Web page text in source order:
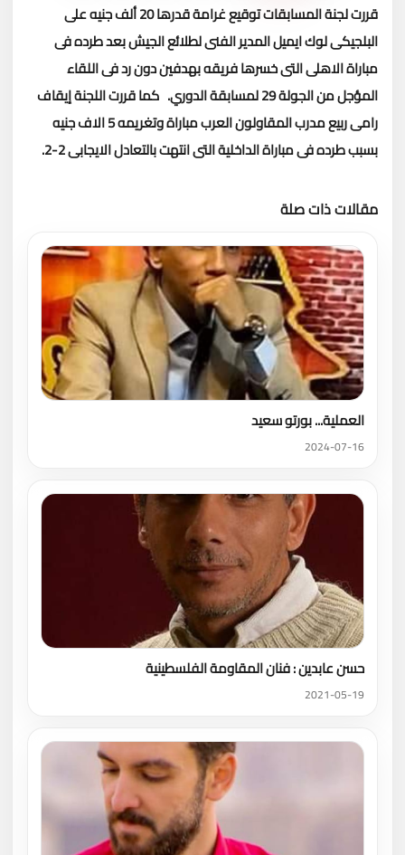
قررت لجنة المسابقات توقيع غرامة قدرها 20 ألف جنيه على
البلجيكى لوك ايميل المدير الفنى لطلائع الجيش بعد طرده فى
مباراة الاهلى التى خسرها فريقه بهدفين دون رد فى اللقاء
المؤجل من الجولة 29 لمسابقة الدوري.
كما قررت اللجنة إيقاف
رامى ربيع مدرب المقاولون العرب مباراة وتغريمه 5 الاف جنيه
بسبب طرده فى مباراة الداخلية التى انتهت بالتعادل الايجابى 2-2.
مقالات ذات صلة
العملية... بورتو سعيد
2024-07-16
حسن عابدين : فنان المقاومة الفلسطينية
2021-05-19